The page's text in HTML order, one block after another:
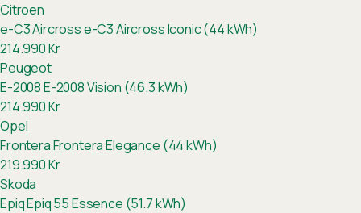
Citroen
e-C3 Aircrosse-C3 Aircross Iconic (44 kWh)
214.990Kr
Peugeot
E-2008E-2008 Vision (46.3 kWh)
214.990Kr
Opel
FronteraFrontera Elegance (44 kWh)
219.990Kr
Skoda
EpiqEpiq 55 Essence (51.7 kWh)